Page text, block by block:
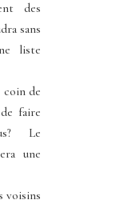
des
sans
liste
coin de
faire
Le
une
voisins